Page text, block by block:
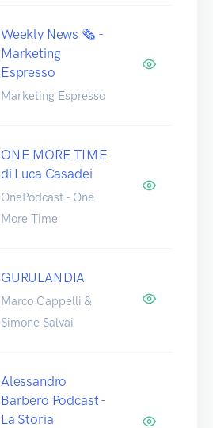
Weekly News 🗞️ -
Marketing
Espresso
Marketing Espresso
ONE MORE TIME
di Luca Casadei
OnePodcast - One
More Time
GURULANDIA
Marco Cappelli &
Simone Salvai
Alessandro
Barbero Podcast -
La Storia